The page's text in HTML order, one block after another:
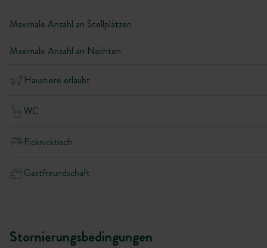
Maximale Anzahl an Stellplätzen
Maximale Anzahl an Nächten
Haustiere erlaubt
WC
Picknicktisch
Gastfreundschaft
Stornierungsbedingungen